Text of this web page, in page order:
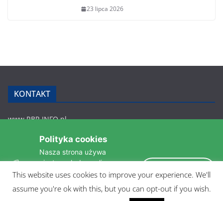
23 lipca 2026
KONTAKT
www.RBR.INFO.pl
36-200 Brzozów
rbr.info.pl@gmail.com
POLITYKA PRYWATNOŚCI
This website uses cookies to improve your experience. We'll
assume you're ok with this, but you can opt-out if you wish.
Polityka cookies
Nasza strona używa
ciasteczek do analizy
statystyk i zapewnienia
pomiędzi wizytami.
Akceptuję